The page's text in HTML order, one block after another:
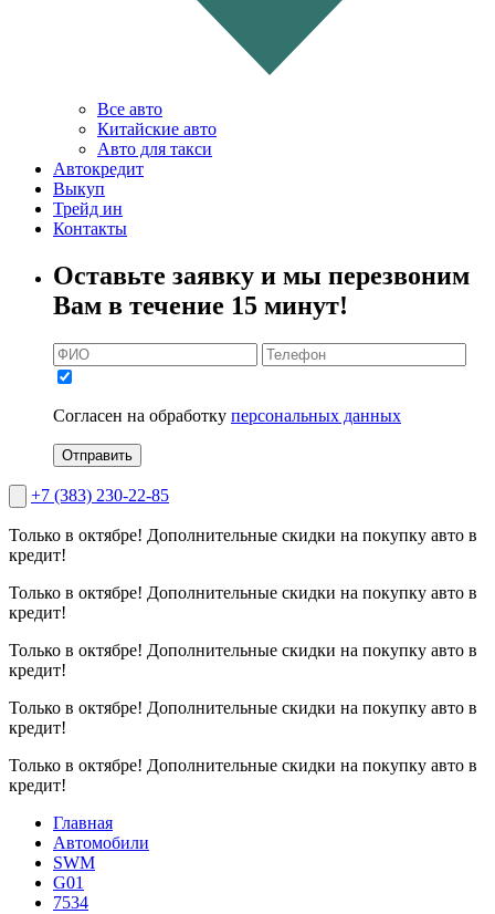
Все авто
Китайские авто
Авто для такси
Автокредит
Выкуп
Трейд ин
Контакты
Оставьте заявку и мы перезвоним
Вам в течение 15 минут!
Согласен на обработку персональных данных
Отправить
+7 (383) 230-22-85
Только в октябре! Дополнительные скидки на покупку авто в
кредит!
Только в октябре! Дополнительные скидки на покупку авто в
кредит!
Только в октябре! Дополнительные скидки на покупку авто в
кредит!
Только в октябре! Дополнительные скидки на покупку авто в
кредит!
Только в октябре! Дополнительные скидки на покупку авто в
кредит!
Главная
Автомобили
SWM
G01
7534